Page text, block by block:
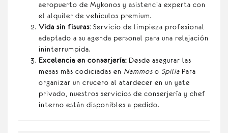
aeropuerto de Mykonos y asistencia experta con
el alquiler de vehículos premium.
Vida sin fisuras:Servicio de limpieza profesional
adaptado a su agenda personal para una relajación
ininterrumpida.
Excelencia en conserjería:Desde asegurar las
mesas más codiciadas en Nammoso SpiliaPara
organizar un crucero al atardecer en un yate
privado, nuestros servicios de conserjería y chef
interno están disponibles a pedido.